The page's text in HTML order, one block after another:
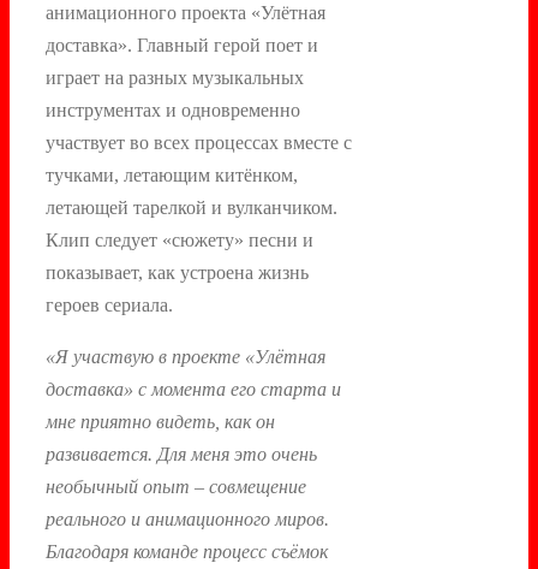
анимационного проекта «Улётная
доставка». Главный герой поет и
играет на разных музыкальных
инструментах и одновременно
участвует во всех процессах вместе с
тучками, летающим китёнком,
летающей тарелкой и вулканчиком.
Клип следует «сюжету» песни и
показывает, как устроена жизнь
героев сериала.
«Я участвую в проекте «Улётная
доставка» с момента его старта и
мне приятно видеть, как он
развивается. Для меня это очень
необычный опыт – совмещение
реального и анимационного миров.
Благодаря команде процесс съёмок